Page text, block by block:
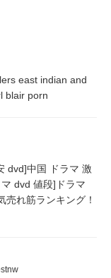
east indian and
blair porn
dvd]中国 ドラマ 激
dvd 値段]ドラマ
れ筋ランキング！